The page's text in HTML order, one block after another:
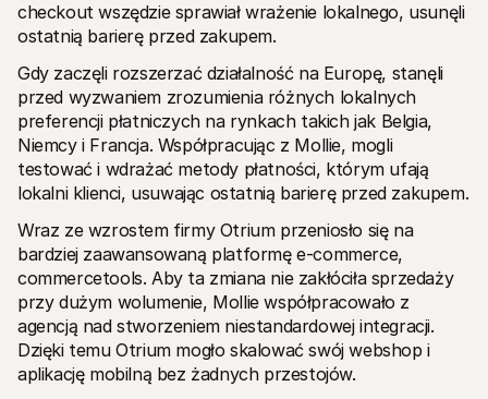
checkout wszędzie sprawiał wrażenie lokalnego, usunęli
ostatnią barierę przed zakupem.
Gdy zaczęli rozszerzać działalność na Europę, stanęli
przed wyzwaniem zrozumienia różnych lokalnych
preferencji płatniczych na rynkach takich jak Belgia,
Niemcy i Francja. Współpracując z Mollie, mogli
testować i wdrażać metody płatności, którym ufają
lokalni klienci, usuwając ostatnią barierę przed zakupem.
Wraz ze wzrostem firmy Otrium przeniosło się na
bardziej zaawansowaną platformę e-commerce,
commercetools. Aby ta zmiana nie zakłóciła sprzedaży
przy dużym wolumenie, Mollie współpracowało z
agencją nad stworzeniem niestandardowej integracji.
Dzięki temu Otrium mogło skalować swój webshop i
aplikację mobilną bez żadnych przestojów.